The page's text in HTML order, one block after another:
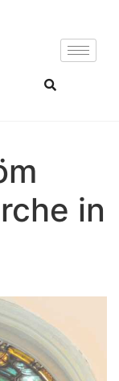
in